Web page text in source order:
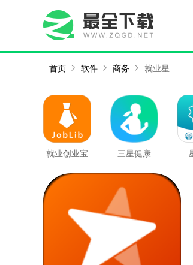
首页 软件 商务 就业星
就业创业宝
三星健康